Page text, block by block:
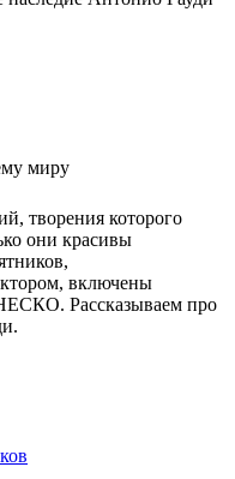
миру
творения которого
они красивы
включены
Рассказываем про